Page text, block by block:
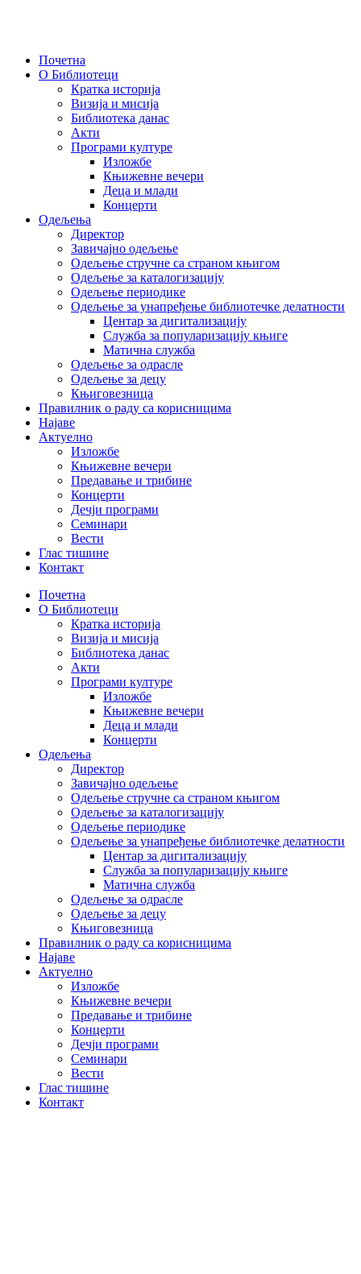
Почетна
О Библиотеци
Кратка историја
Визија и мисија
Библиотека данас
Акти
Програми културе
Изложбе
Књижевне вечери
Деца и млади
Концерти
Одељења
Директор
Завичајно одељење
Одељење стручне са страном књигом
Одељење за каталогизацију
Одељење периодике
Одељење за унапређење библиотечке делатности
Центар за дигитализацију
Служба за популаризацију књиге
Матична служба
Одељење за одрасле
Одељење за децу
Књиговезница
Правилник о раду са корисницима
Најаве
Актуелно
Изложбе
Књижевне вечери
Предавање и трибине
Концерти
Дечји програми
Семинари
Вести
Глас тишине
Контакт
Почетна
О Библиотеци
Кратка историја
Визија и мисија
Библиотека данас
Акти
Програми културе
Изложбе
Књижевне вечери
Деца и млади
Концерти
Одељења
Директор
Завичајно одељење
Одељење стручне са страном књигом
Одељење за каталогизацију
Одељење периодике
Одељење за унапређење библиотечке делатности
Центар за дигитализацију
Служба за популаризацију књиге
Матична служба
Одељење за одрасле
Одељење за децу
Књиговезница
Правилник о раду са корисницима
Најаве
Актуелно
Изложбе
Књижевне вечери
Предавање и трибине
Концерти
Дечји програми
Семинари
Вести
Глас тишине
Контакт